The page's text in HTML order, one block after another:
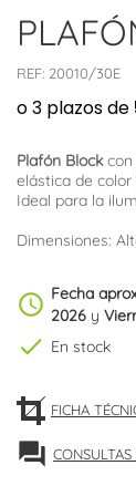
REF: 20010/30E
Plafón Blockcon
elástica de
Ideal para la
Dimensiones:
schedule Fecha
2026 y
check En stock
FICHA
forum